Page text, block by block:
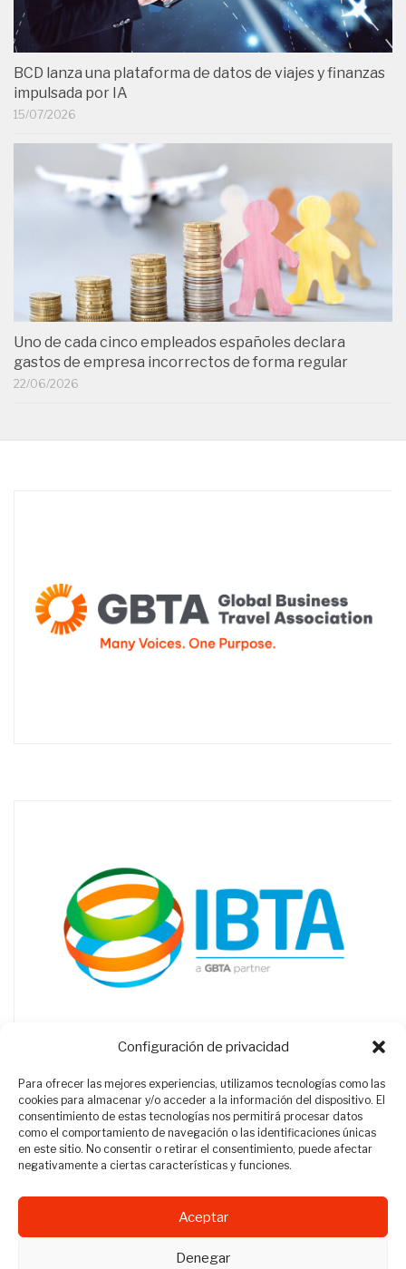
Configuración de privacidad
Para ofrecer las mejores experiencias, utilizamos tecnologías como las
cookies para almacenar y/o acceder a la información del dispositivo. El
consentimiento de estas tecnologías nos permitirá procesar datos
como el comportamiento de navegación o las identificaciones únicas
en este sitio. No consentir o retirar el consentimiento, puede afectar
negativamente a ciertas características y funciones.
Aceptar
Denegar
BCD lanza una plataforma de datos de viajes y finanzas
impulsada por IA
15/07/2026
Uno de cada cinco empleados españoles declara
gastos de empresa incorrectos de forma regular
22/06/2026
Revista Travel Manager © 2012 - 2026